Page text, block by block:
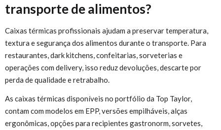
transporte de alimentos?
Caixas térmicas profissionais ajudam a preservar temperatura,
textura e segurança dos alimentos durante o transporte. Para
restaurantes, dark kitchens, confeitarias, sorveterias e
operações com delivery, isso reduz devoluções, descarte por
perda de qualidade e retrabalho.
As caixas térmicas disponíveis no portfólio da Top Taylor,
contam com modelos em EPP, versões empilháveis, alças
ergonômicas, opções para recipientes gastronorm, sorvetes,